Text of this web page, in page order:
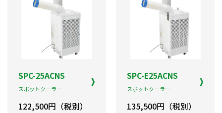
SPC-25ACNS
スポットクーラー
122,500円（税別）
SPC-E25ACNS
スポットクーラー
135,500円（税別）